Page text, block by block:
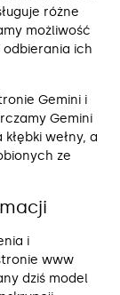
różne
możliwość
ich
Gemini i
Gemini
wełny, a
ze
i
www
dziś model